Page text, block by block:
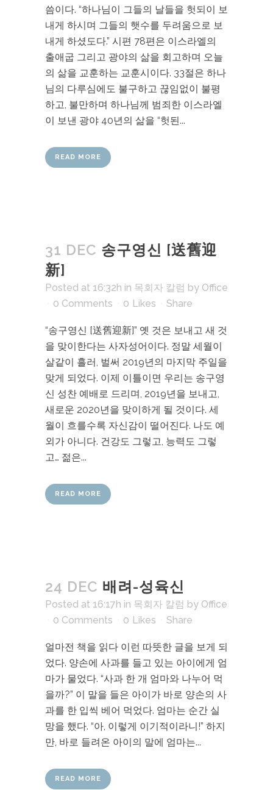
씀이다. “하나님이 그들의 날들을 헛되이 보
내게 하시며 그들의 햇수를 두려움으로 보
내게 하셨도다.” 시편 78편은 이스라엘의
출애굽 그리고 광야의 삶을 회고하며 오늘
의 삶을 교훈하는 교훈시이다. 33절은 하나
님의 다루심에도 불구하고 끊임없이 불평
하고, 불만하며 하나님께 범죄한 이스라엘
이 보낸 광야 40년의 삶을 “헛된...
READ MORE
31 DEC 송구영신 [送舊迎
新]
Posted at 16:32h in 목회자 칼럼 by Office
0 Comments
0 Likes Share
“송구영신 [送舊迎新]” 옛 것은 보내고 새 것
을 맞이한다는 사자성어이다. 정말 세월이
살같이 흘러, 벌써 2019년의 마지막 주일을
맞게 되었다. 이제 이틀이면 우리는 송구영
신 성찬 예배로 드리며, 2019년을 보내고,
새로운 2020년을 맞이하게 될 것이다. 세
월이 흐를수록 자신감이 떨어진다. 나도 예
외가 아니다. 건강도 그렇고, 능력도 그렇
고… 젊은...
READ MORE
24 DEC 배려-성육신
Posted at 16:17h in 목회자 칼럼 by Office
0 Comments
0 Likes Share
얼마전 책을 읽다 이런 따뜻한 글을 보게 되
었다. 양손에 사과를 들고 있는 아이에게 엄
마가 물었다. “사과 한 개 엄마와 나누어 먹
을까?” 이 말을 들은 아이가 바로 양손의 사
과를 한 입씩 베어 먹었다. 엄마는 순간 실
망을 했다. “아, 이렇게 이기적이라니!” 하지
만, 바로 들려온 아이의 말에 엄마는...
READ MORE